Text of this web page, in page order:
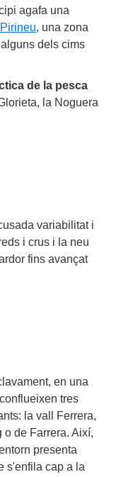
agafa una
, una zona
dels cims
de la pesca
la Noguera
variabilitat i
i crus i la neu
fins avançat
en una
tres
la vall Ferrera,
o de Farrera. Així,
presenta
s'enfila cap a la